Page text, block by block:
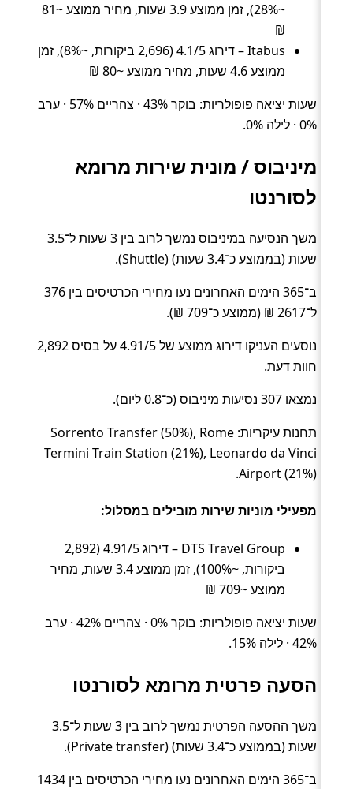
~28%), זמן ממוצע 3.9 שעות, מחיר ממוצע ~81
₪
Itabus – דירוג 4.1/5 (2,696 ביקורות, ~8%), זמן
ממוצע 4.6 שעות, מחיר ממוצע ~80 ₪
שעות יציאה פופולריות: בוקר 43% · צהריים 57% · ערב
0% · לילה 0%.
מיניבוס / מונית שירות מרומא
לסורנטו
משך הנסיעה במיניבוס נמשך לרוב בין 3 שעות ל־3.5
שעות (בממוצע כ־3.4 שעות) (Shuttle).
ב־365 הימים האחרונים נעו מחירי הכרטיסים בין 376
ל־2617 ₪ (ממוצע כ־709 ₪).
נוסעים העניקו דירוג ממוצע של 4.91/5 על בסיס 2,892
חוות דעת.
נמצאו 307 נסיעות מיניבוס (כ־0.8 ליום).
תחנות עיקריות: Sorrento Transfer (50%), Rome
Termini Train Station (21%), Leonardo da Vinci
Airport (21%).
מפעילי מוניות שירות מובילים במסלול:
DTS Travel Group – דירוג 4.91/5 (2,892
ביקורות, ~100%), זמן ממוצע 3.4 שעות, מחיר
ממוצע ~709 ₪
שעות יציאה פופולריות: בוקר 0% · צהריים 42% · ערב
42% · לילה 15%.
הסעה פרטית מרומא לסורנטו
משך ההסעה הפרטית נמשך לרוב בין 3 שעות ל־3.5
שעות (בממוצע כ־3.4 שעות) (Private transfer).
ב־365 הימים האחרונים נעו מחירי הכרטיסים בין 1434